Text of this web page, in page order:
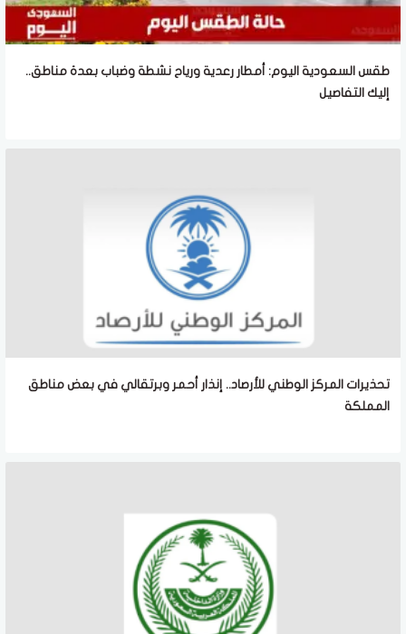
طقس السعودية اليوم: أمطار رعدية ورياح نشطة وضباب بعدة مناطق..
إليك التفاصيل
تحذيرات المركز الوطني للأرصاد.. إنذار أحمر وبرتقالي في بعض مناطق
المملكة